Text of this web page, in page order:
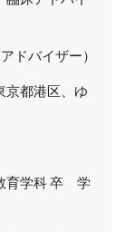
ドバイザー）
京都港区、ゆ
育学科 卒 学